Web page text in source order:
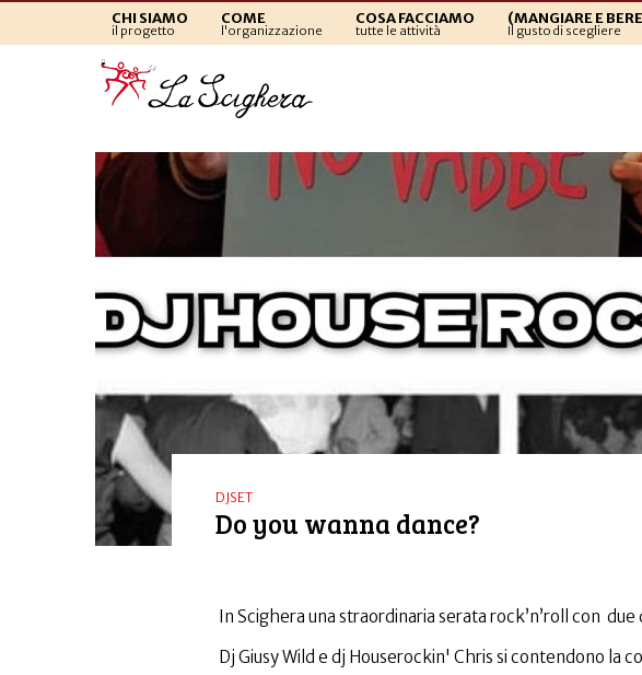
CHI SIAMO
il progetto
COME
l'organizzazione
COSA FACCIAMO
tutte le attività
(MANGIARE E
Il gusto di scegliere
DJSET
Do you wanna dance?
In Scighera una straordinaria serata rock’n’roll con
Dj Giusy Wild e dj Houserockin' Chris si contendono la